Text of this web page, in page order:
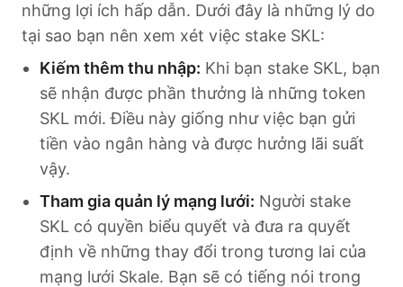
những lợi ích hấp dẫn. Dưới đây là những lý do
tại sao bạn nên xem xét việc stake SKL:
Kiếm thêm thu nhập: Khi bạn stake SKL, bạn
sẽ nhận được phần thưởng là những token
SKL mới. Điều này giống như việc bạn gửi
tiền vào ngân hàng và được hưởng lãi suất
vậy.
Tham gia quản lý mạng lưới: Người stake
SKL có quyền biểu quyết và đưa ra quyết
định về những thay đổi trong tương lai của
mạng lưới Skale. Bạn sẽ có tiếng nói trong